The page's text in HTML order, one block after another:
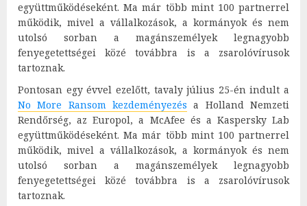
együttműködéseként. Ma már több mint 100 partnerrel
működik, mivel a vállalkozások, a kormányok és nem
utolsó sorban a magánszemélyek legnagyobb
fenyegetettségei közé továbbra is a zsarolóvírusok
tartoznak.
Pontosan egy évvel ezelőtt, tavaly július 25-én indult a
No More Ransom kezdeményezés a Holland Nemzeti
Rendőrség, az Europol, a McAfee és a Kaspersky Lab
együttműködéseként. Ma már több mint 100 partnerrel
működik, mivel a vállalkozások, a kormányok és nem
utolsó sorban a magánszemélyek legnagyobb
fenyegetettségei közé továbbra is a zsarolóvírusok
tartoznak.